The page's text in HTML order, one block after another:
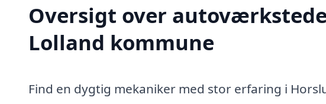
Oversigt over
Lolland kommune
Find en dygtig mekaniker med stor erfaring i